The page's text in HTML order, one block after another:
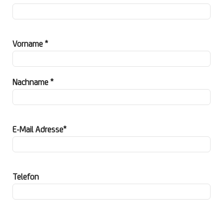
Vorname *
Nachname *
E-Mail Adresse*
Telefon